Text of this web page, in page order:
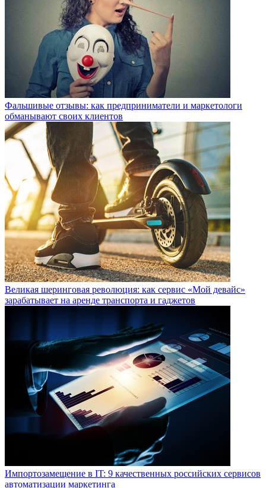
Фальшивые отзывы: как предприниматели и маркетологи
обманывают своих клиентов
Великая шеринговая революция: как сервис «Мой девайс»
зарабатывает на аренде транспорта и гаджетов
Импортозамещение в IT: 9 качественных российских сервисов
автоматизации маркетинга